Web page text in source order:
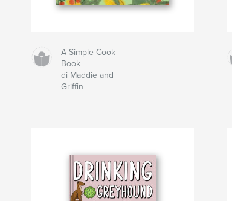
A Simple Cook
Book
di Maddie and
Griffin